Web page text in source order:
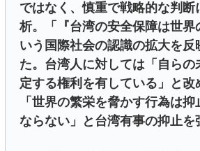
ではなく、慎重で戦略的な判断
析。「『台湾の安全保障は世界
いう国際社会の認識の拡大を反
た。台湾人に対しては「自らの
定する権利を有している」と改
「世界の繁栄を脅かす行為は
ならない」と台湾有事の抑止を